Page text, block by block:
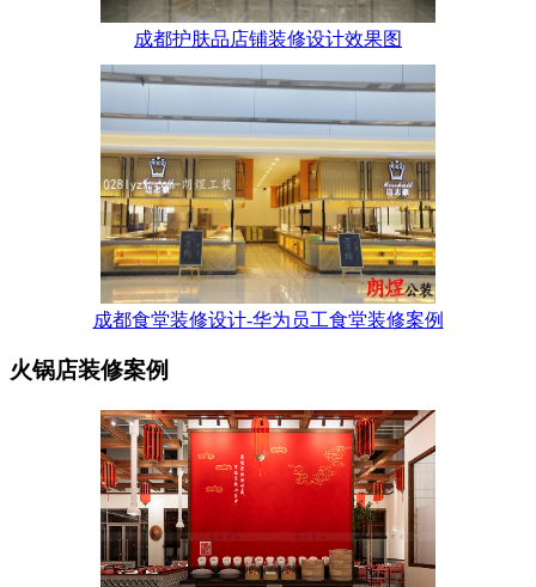
成都护肤品店铺装修设计效果图
成都食堂装修设计-华为员工食堂装修案例
火锅店装修案例